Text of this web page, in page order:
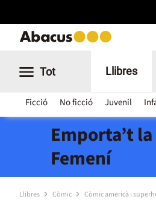
Tot Llibres
Ficció No ficció Juvenil
Emporta’t
Femení
Llibres Còmic Còmic americà i